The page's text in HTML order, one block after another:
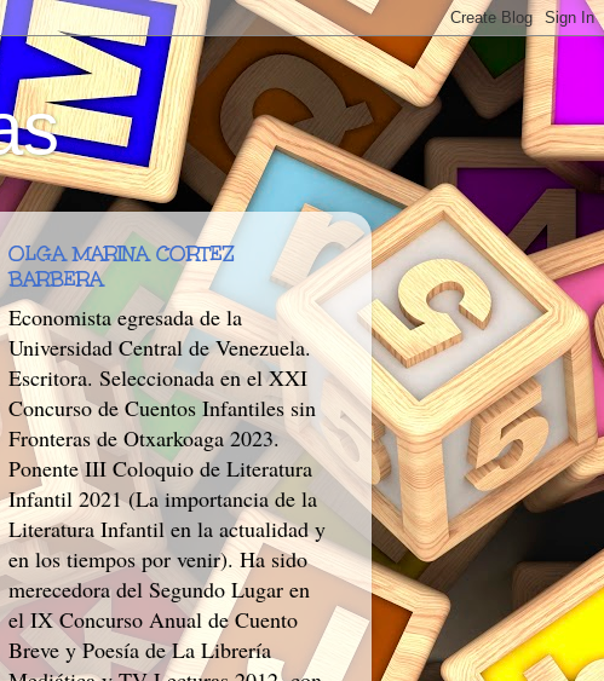
OLGA MARINA CORTEZ
BARBERA
Economista egresada de la
Universidad Central de Venezuela.
Escritora. Seleccionada en el XXI
Concurso de Cuentos Infantiles sin
Fronteras de Otxarkoaga 2023.
Ponente III Coloquio de Literatura
Infantil 2021 (La importancia de la
Literatura Infantil en la actualidad y
en los tiempos por venir). Ha sido
merecedora del Segundo Lugar en
el IX Concurso Anual de Cuento
Breve y Poesía de La Librería